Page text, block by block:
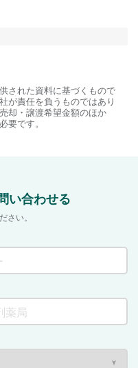
された資料に基づくもので
が責任を負うものではあり
却・譲渡希望金額のほか
要です。